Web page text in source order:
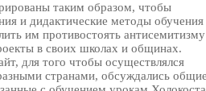
таким образом, чтобы
и дидактические методы обучения
им противостоять антисемитизму
в своих школах и общинах.
для того чтобы осуществлялся
странами, обсуждались